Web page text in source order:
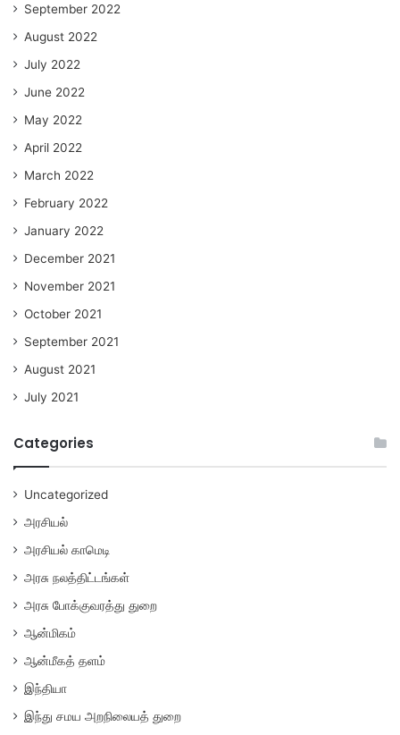
September 2022
August 2022
July 2022
June 2022
May 2022
April 2022
March 2022
February 2022
January 2022
December 2021
November 2021
October 2021
September 2021
August 2021
July 2021
Categories
Uncategorized
அரசியல்
அரசியல் காமெடி
அரசு நலத்திட்டங்கள்
அரசு போக்குவரத்து துறை
ஆன்மிகம்
ஆன்மீகத் தளம்
இந்தியா
இந்து சமய அறநிலையத் துறை